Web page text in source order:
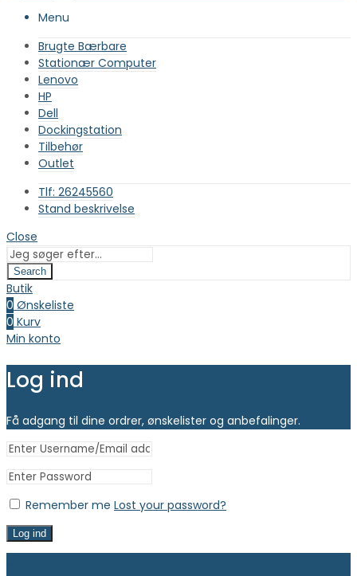
Menu
Brugte Bærbare
Stationær Computer
Lenovo
HP
Dell
Dockingstation
Tilbehør
Outlet
Tlf: 26245560
Stand beskrivelse
Close
Search
Butik
0 Ønskeliste
0 Kurv
Min konto
Log ind
Få adgang til dine ordrer, ønskelister og anbefalinger.
Remember me Lost your password?
Log ind